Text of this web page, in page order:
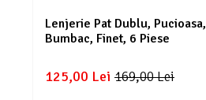
Lenjerie Pat Dublu, Pucioasa,
Bumbac, Finet, 6 Piese
169,00 Lei
125,00 Lei